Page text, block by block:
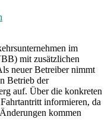
im
mit zusätzlichen
neuer Betreiber nimmt
Betrieb der
auf. Über die konkreten
informieren, da
kommen